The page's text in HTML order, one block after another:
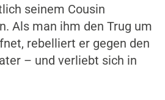
seinem Cousin
Als man ihm den Trug um
rebelliert er gegen den
– und verliebt sich in